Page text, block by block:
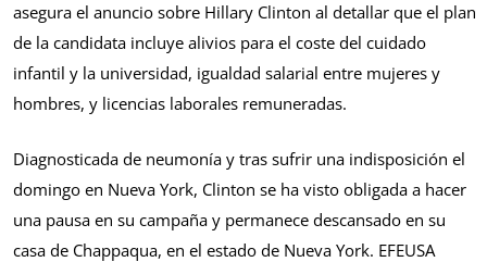
asegura el anuncio sobre Hillary Clinton al detallar que el plan
de la candidata incluye alivios para el coste del cuidado
infantil y la universidad, igualdad salarial entre mujeres y
hombres, y licencias laborales remuneradas.
Diagnosticada de neumonía y tras sufrir una indisposición el
domingo en Nueva York, Clinton se ha visto obligada a hacer
una pausa en su campaña y permanece descansado en su
casa de Chappaqua, en el estado de Nueva York. EFEUSA